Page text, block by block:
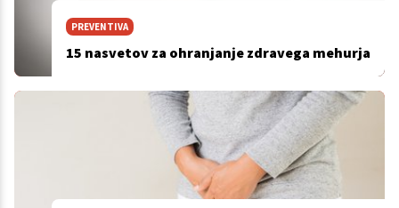
PREVENTIVA
15 nasvetov za ohranjanje zdravega mehurja